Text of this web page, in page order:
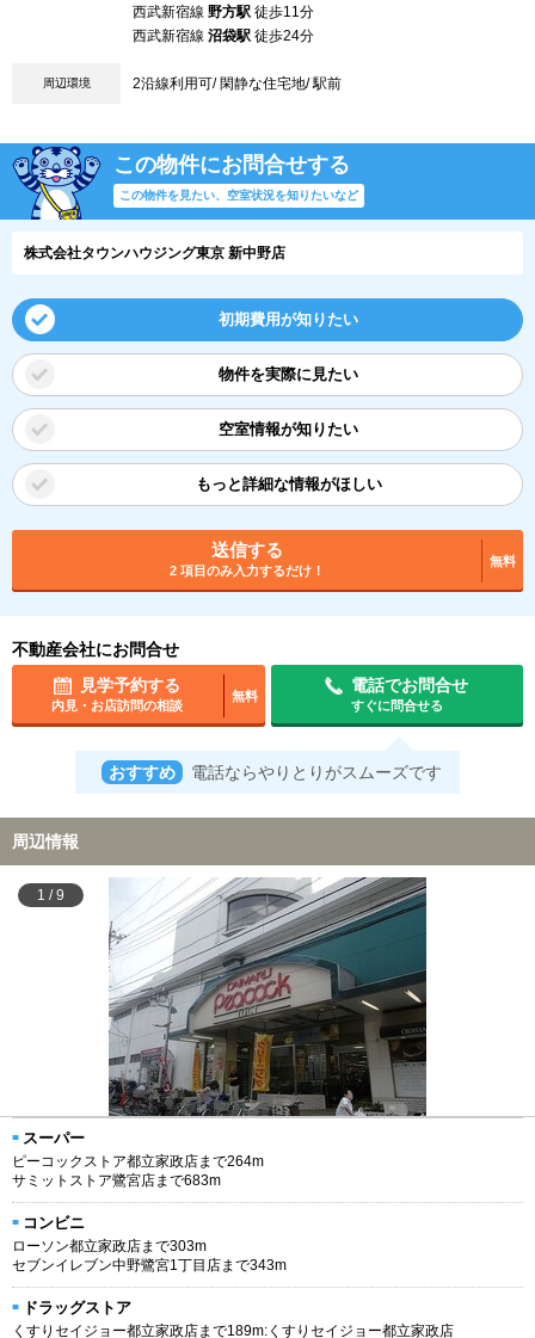
西武新宿線 野方駅 徒歩11分
西武新宿線 沼袋駅 徒歩24分
周辺環境 2沿線利用可/ 閑静な住宅地/ 駅前
この物件にお問合せする
この物件を見たい、空室状況を知りたいなど
株式会社タウンハウジング東京 新中野店
初期費用が知りたい
物件を実際に見たい
空室情報が知りたい
もっと詳細な情報がほしい
送信する
2 項目のみ入力するだけ！
無料
不動産会社にお問合せ
見学予約する
内見・お店訪問の相談
無料
電話でお問合せ
すぐに問合せる
おすすめ 電話ならやりとりがスムーズです
周辺情報
1 /9
スーパー
ピーコックストア都立家政店まで264m
サミットストア鷺宮店まで683m
コンビニ
ローソン都立家政店まで303m
セブンイレブン中野鷺宮1丁目店まで343m
ドラッグストア
くすりセイジョー都立家政店まで189m:くすりセイジョー都立家政店